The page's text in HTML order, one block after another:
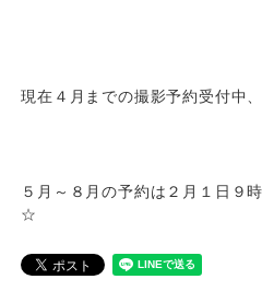
現在４月までの撮影予約受付中、
５月～８月の予約は２月１日９
☆